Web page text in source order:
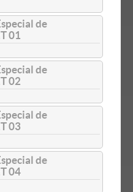
de
01
de
02
de
03
de
04